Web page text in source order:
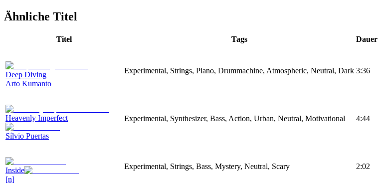
Ähnliche Titel
Titel Tags Dauer
Deep Diving
Arto Kumanto
Experimental, Strings, Piano, Drummachine, Atmospheric, Neutral, Dark 3:36
Heavenly Imperfect
Sílvio Puertas
Experimental, Synthesizer, Bass, Action, Urban, Neutral, Motivational 4:44
Inside
[n]
Experimental, Strings, Bass, Mystery, Neutral, Scary 2:02